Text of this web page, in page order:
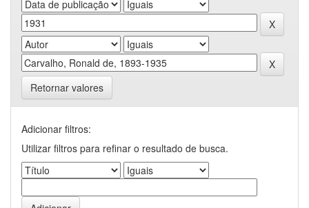
Retornar valores
Adicionar filtros:
Utilizar filtros para refinar o resultado de busca.